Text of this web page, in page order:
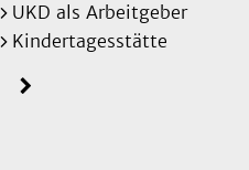
UKD als Arbeitgeber
Kindertagesstätte